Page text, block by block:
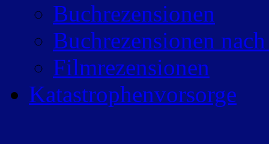
Buchrezensionen
Buchrezensionen
Filmrezensionen
Katastrophenvorsorge